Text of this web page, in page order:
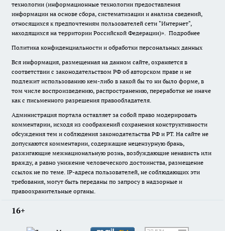
технологии (информационные технологии предоставления
информации на основе сбора, систематизации и анализа сведений,
относящихся к предпочтениям пользователей сети "Интернет",
находящихся на территории Российской Федерации)». Подробнее
Политика конфиденциальности и обработки персональных данных
Вся информация, размещенная на данном сайте, охраняется в
соответствии с законодательством РФ об авторском праве и не
подлежит использованию кем-либо в какой бы то ни было форме, в
том числе воспроизведению, распространению, переработке не иначе
как с письменного разрешения правообладателя.
Администрация портала оставляет за собой право модерировать
комментарии, исходя из соображений сохранения конструктивности
обсуждения тем и соблюдения законодательства РФ и РТ. На сайте не
допускаются комментарии, содержащие нецензурную брань,
разжигающие межнациональную рознь, возбуждающие ненависть или
вражду, а равно унижение человеческого достоинства, размещение
ссылок не по теме. IP-адреса пользователей, не соблюдающих эти
требования, могут быть переданы по запросу в надзорные и
правоохранительные органы.
16+